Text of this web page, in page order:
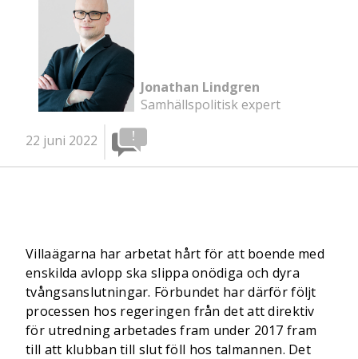
Jonathan Lindgren
Samhällspolitisk expert
22 juni 2022
Villaägarna har arbetat hårt för att boende med
enskilda avlopp ska slippa onödiga och dyra
tvångsanslutningar. Förbundet har därför följt
processen hos regeringen från det att direktiv
för utredning arbetades fram under 2017 fram
till att klubban till slut föll hos talmannen. Det